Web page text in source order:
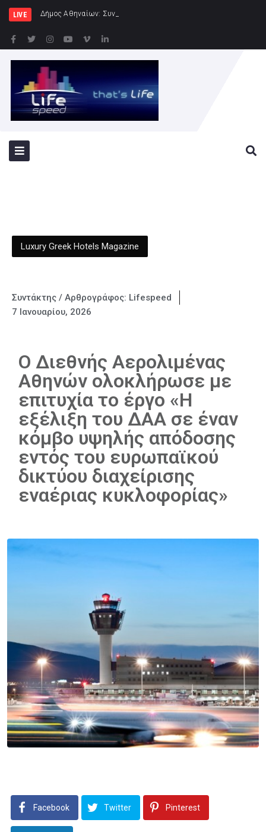
LIVE Δήμος Αθηναίων: Συνεχίζονται οι εντατικοί έλ
Luxury Greek Hotels Magazine
Συντάκτης / Αρθρογράφος: Lifespeed
7 Ιανουαρίου, 2026
Ο Διεθνής Αερολιμένας
Αθηνών ολοκλήρωσε με
επιτυχία το έργο «Η
εξέλιξη του ΔΑΑ σε έναν
κόμβο υψηλής απόδοσης
εντός του ευρωπαϊκού
δικτύου διαχείρισης
εναέριας κυκλοφορίας»
Facebook Twitter Pinterest